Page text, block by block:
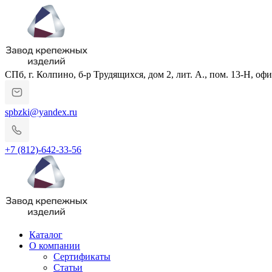
СПб, г. Колпино, б-р Трудящихся, дом 2, лит. А., пом. 13-Н,
spbzki@yandex.ru
+7 (812)-642-33-56
Каталог
О компании
Сертификаты
Статьи